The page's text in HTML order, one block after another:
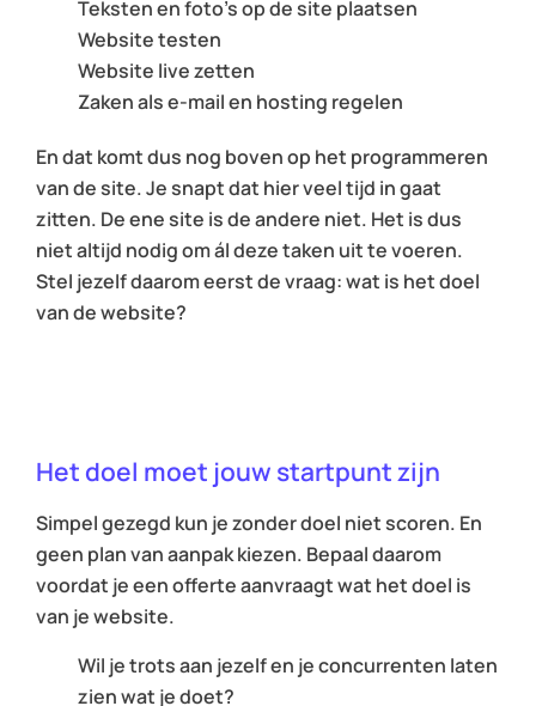
Teksten en foto’s op de site plaatsen
Website testen
Website live zetten
Zaken als e-mail en hosting regelen
En dat komt dus nog boven op het programmeren
van de site. Je snapt dat hier veel tijd in gaat
zitten. De ene site is de andere niet. Het is dus
niet altijd nodig om ál deze taken uit te voeren.
Stel jezelf daarom eerst de vraag: wat is het doel
van de website?
Het doel moet jouw startpunt zijn
Simpel gezegd kun je zonder doel niet scoren. En
geen plan van aanpak kiezen. Bepaal daarom
voordat je een offerte aanvraagt wat het doel is
van je website.
Wil je trots aan jezelf en je concurrenten laten
zien wat je doet?